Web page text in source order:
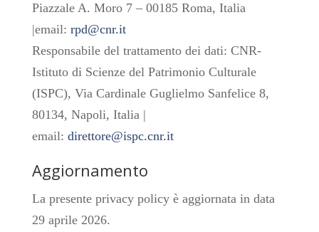
Piazzale A. Moro 7 – 00185 Roma, Italia
|email: rpd@cnr.it
Responsabile del trattamento dei dati: CNR-
Istituto di Scienze del Patrimonio Culturale
(ISPC), Via Cardinale Guglielmo Sanfelice 8,
80134, Napoli, Italia |
email: direttore@ispc.cnr.it
Aggiornamento
La presente privacy policy è aggiornata in data
29 aprile 2026.